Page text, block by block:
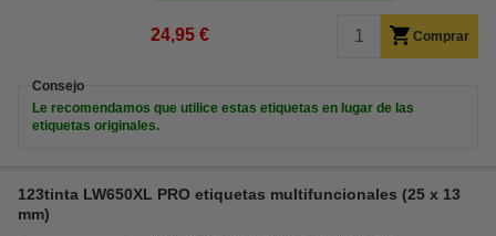
24,95 € Comprar
Consejo
Le recomendamos que utilice estas etiquetas en lugar de las
etiquetas originales.
123tinta LW650XL PRO etiquetas multifuncionales (25 x 13
mm)